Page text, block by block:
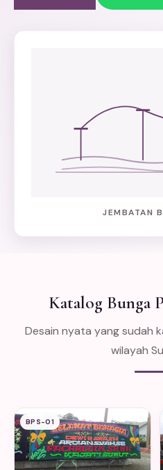
JEMBATAN
Katalog Bunga
Desain nyata yang sudah
wilayah
BPS-01